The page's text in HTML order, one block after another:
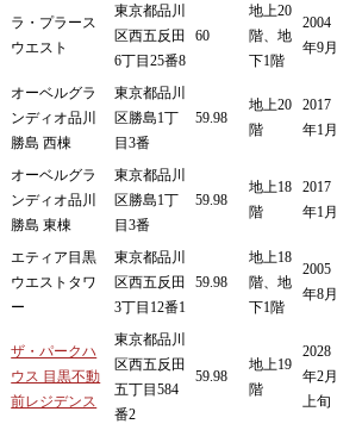
ラ・プラース
ウエスト
東京都品川
区西五反田
6丁目25番8
60
地上20
階、地
下1階
2004
年9月
オーベルグラ
ンディオ品川
勝島 西棟
東京都品川
区勝島1丁
目3番
59.98
地上20
階
2017
年1月
オーベルグラ
ンディオ品川
勝島 東棟
東京都品川
区勝島1丁
目3番
59.98
地上18
階
2017
年1月
エティア目黒
ウエストタワ
ー
東京都品川
区西五反田
3丁目12番1
59.98
地上18
階、地
下1階
2005
年8月
ザ・パークハ
ウス 目黒不動
前レジデンス
東京都品川
区西五反田
五丁目584
番2
59.98
地上19
階
2028
年2月
上旬